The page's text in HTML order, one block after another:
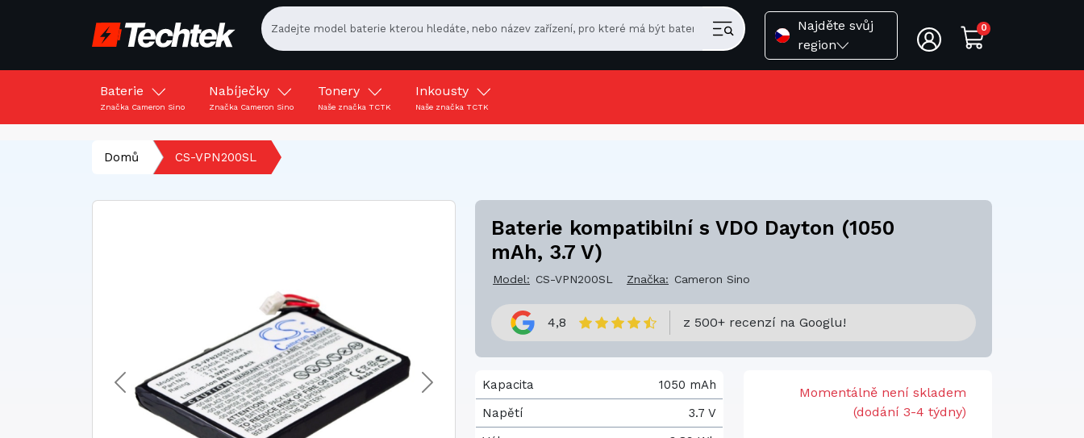
Najděte svůj
region
0
Baterie
Značka Cameron Sino
Nabíječky
Značka Cameron Sino
Tonery
Naše značka TCTK
Inkousty
Naše značka TCTK
Domů CS-VPN200SL
Baterie kompatibilní s VDO Dayton (1050
mAh, 3.7 V)
Model: CS-VPN200SL Značka: Cameron Sino
4,8 z 500+ recenzí na Googlu!
Kapacita
1050 mAh
Napětí
3.7 V
Momentálně není skladem
(dodání 3-4 týdny)